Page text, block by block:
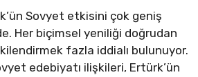
Sovyet etkisini çok geniş
Her biçimsel yeniliği doğrudan
fazla iddialı bulunuyor.
edebiyatı ilişkileri, Ertürk’ün